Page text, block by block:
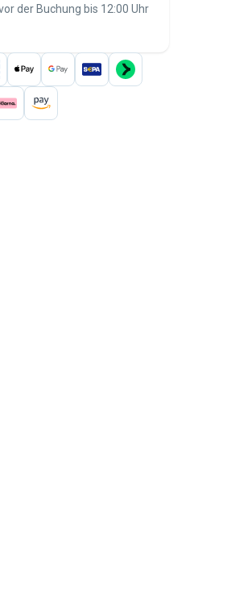
sein
der Buchung bis 12:00 Uhr